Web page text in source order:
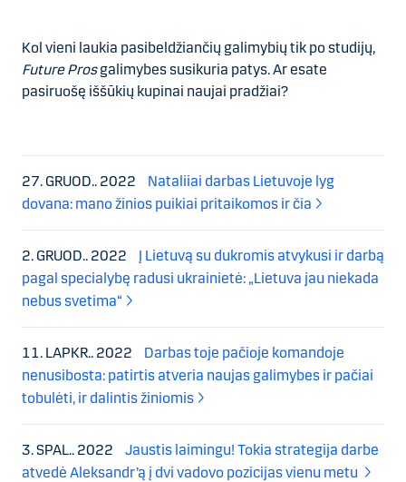
Kol vieni laukia pasibeldžiančių galimybių tik po studijų,
Future Prosgalimybes susikuria patys. Ar esate
pasiruošę iššūkių kupinai naujai pradžiai?
27. GRUOD.. 2022
Nataliiai darbas Lietuvoje lyg
dovana: mano žinios puikiai pritaikomos ir čia
2. GRUOD.. 2022
Į Lietuvą su dukromis atvykusi ir darbą
pagal specialybę radusi ukrainietė: „Lietuva jau niekada
nebus svetima“
11. LAPKR.. 2022
Darbas toje pačioje komandoje
nenusibosta: patirtis atveria naujas galimybes ir pačiai
tobulėti, ir dalintis žiniomis
3. SPAL.. 2022
Jaustis laimingu! Tokia strategija darbe
atvedė Aleksandr’ą į dvi vadovo pozicijas vienu metu